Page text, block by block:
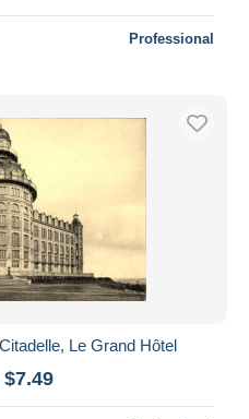
Professional
Le Grand Hôtel
$7.49